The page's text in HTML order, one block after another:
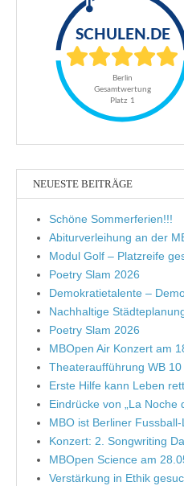
NEUESTE BEITRÄGE
Schöne Sommerferien!!!
Abiturverleihung an der
Modul Golf – Platzreife
Poetry Slam 2026
Demokratietalente –
Nachhaltige
Poetry Slam 2026
MBOpen Air Konzert am
Theateraufführung WB 10
Erste Hilfe kann Leben
Eindrücke von „La Noche
MBO ist Berliner
Konzert: 2. Songwriting
MBOpen Science am
Verstärkung in Ethik